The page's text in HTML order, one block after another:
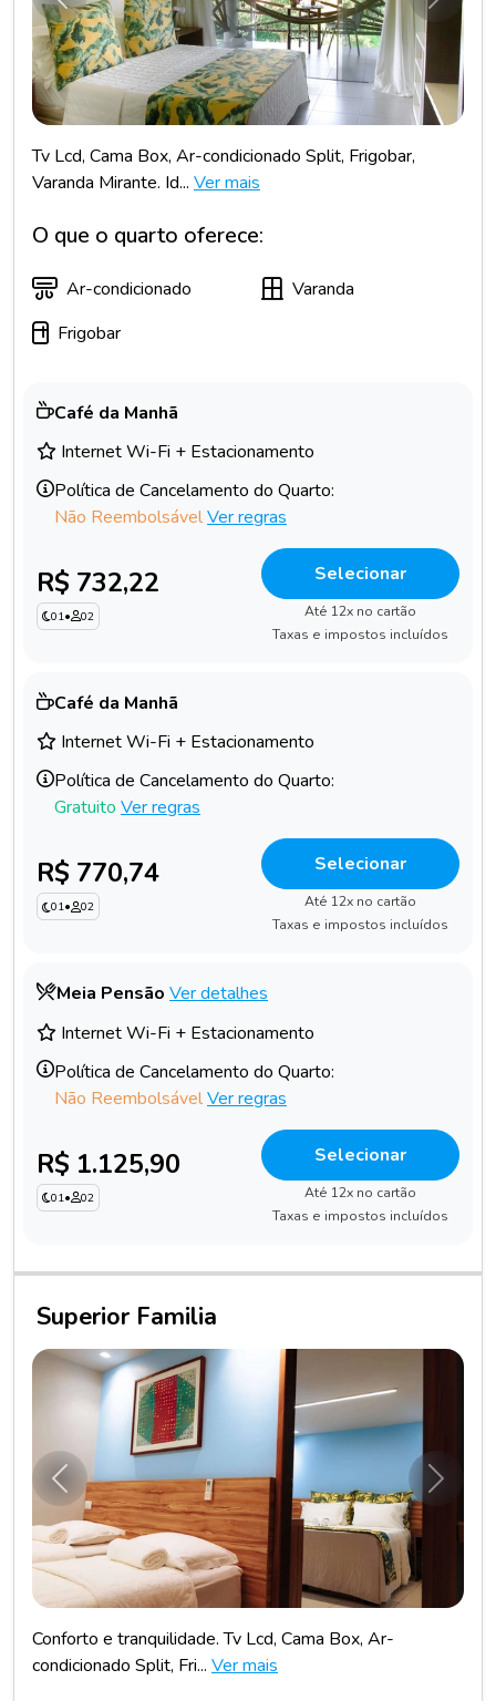
Anterior
Tv Lcd, Cama Box, Ar-condicionado Split, Frigobar,
Varanda Mirante. Id... Ver mais
O que o quarto oferece:
Ar-condicionado
Varanda
Frigobar
Café da Manhã
Internet Wi-Fi + Estacionamento
Política de Cancelamento do Quarto:
Não ReembolsávelVer regras
R$ 732,22
01• 02
Selecionar
Até 12x no cartão
Taxas e impostos incluídos
Café da Manhã
Internet Wi-Fi + Estacionamento
Política de Cancelamento do Quarto:
Gratuito Ver regras
R$ 770,74
01• 02
Selecionar
Até 12x no cartão
Taxas e impostos incluídos
Meia Pensão Ver detalhes
Internet Wi-Fi + Estacionamento
Política de Cancelamento do Quarto:
Não ReembolsávelVer regras
R$ 1.125,90
01• 02
Selecionar
Até 12x no cartão
Taxas e impostos incluídos
Superior Familia
Anterior
Conforto e tranquilidade. Tv Lcd, Cama Box, Ar-
condicionado Split, Fri... Ver mais